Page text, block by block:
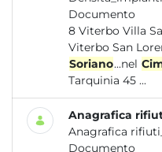
Documento
8 Viterbo Villa San Giovanni in Tuscia 4
Soriano...nel
Tarquinia 45 ...
Anagrafica
Anagrafica
Documento